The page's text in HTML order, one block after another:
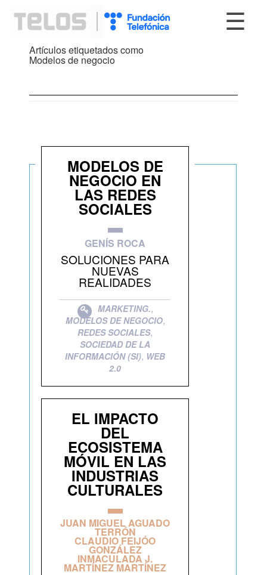
☰
Artículos etiquetados como
Modelos de negocio
MODELOS DE
NEGOCIO EN
LAS REDES
SOCIALES
GENÍS ROCA
SOLUCIONES PARA
NUEVAS
REALIDADES
MARKETING.,
MODELOS DE NEGOCIO,
REDES SOCIALES,
SOCIEDAD DE LA
INFORMACIÓN (SI), WEB
2.0
EL IMPACTO
DEL
ECOSISTEMA
MÓVIL EN LAS
INDUSTRIAS
CULTURALES
JUAN MIGUEL AGUADO
TERRÓN
CLAUDIO FEIJÓO
GONZÁLEZ
INMACULADA J.
MARTÍNEZ MARTÍNEZ